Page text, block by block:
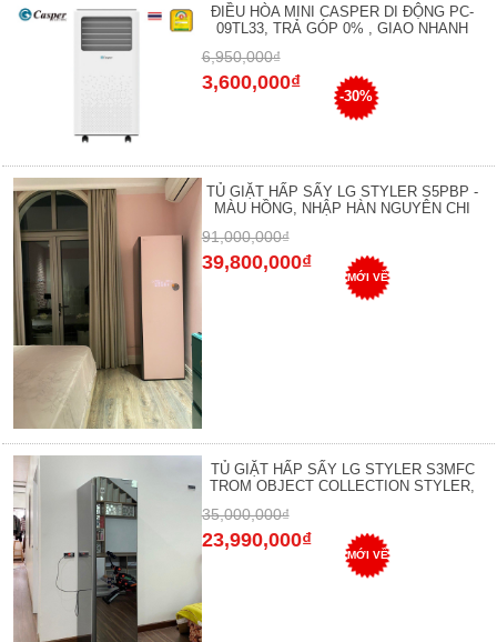
ĐIỀU HÒA MINI CASPER DI ĐỘNG PC-
09TL33, TRẢ GÓP 0% , GIAO NHANH
6,950,000₫
3,600,000₫
-30%
TỦ GIẶT HẤP SẤY LG STYLER S5PBP -
MÀU HỒNG, NHẬP HÀN NGUYÊN CHI
91,000,000₫
39,800,000₫
MỚI VỀ
TỦ GIẶT HẤP SẤY LG STYLER S3MFC
TROM OBJECT COLLECTION STYLER,
35,000,000₫
23,990,000₫
MỚI VỀ